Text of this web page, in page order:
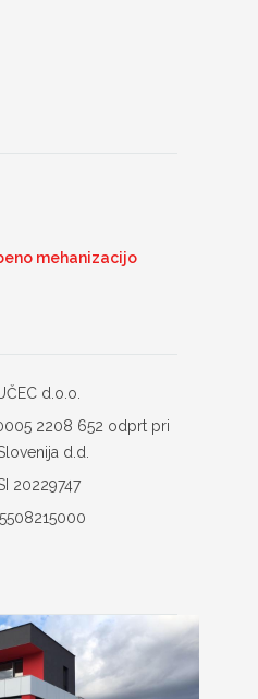
mehanizacijo
d.o.o.
2208 652 odprt pri
d.d.
20229747